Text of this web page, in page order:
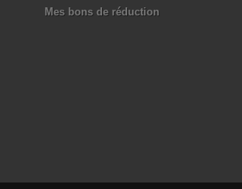
Mes bons de réduction